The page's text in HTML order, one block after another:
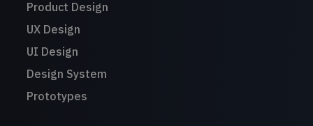
Product Design
UX Design
UI Design
Design System
Prototypes